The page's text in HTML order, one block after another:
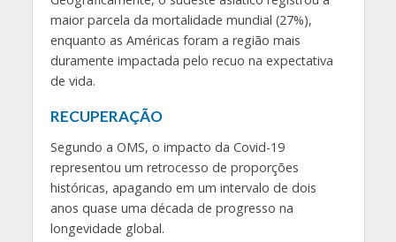
maior parcela da mortalidade mundial (27%),
enquanto as Américas foram a região mais
duramente impactada pelo recuo na expectativa
de vida.
RECUPERAÇÃO
Segundo a OMS, o impacto da Covid-19
representou um retrocesso de proporções
históricas, apagando em um intervalo de dois
anos quase uma década de progresso na
longevidade global.